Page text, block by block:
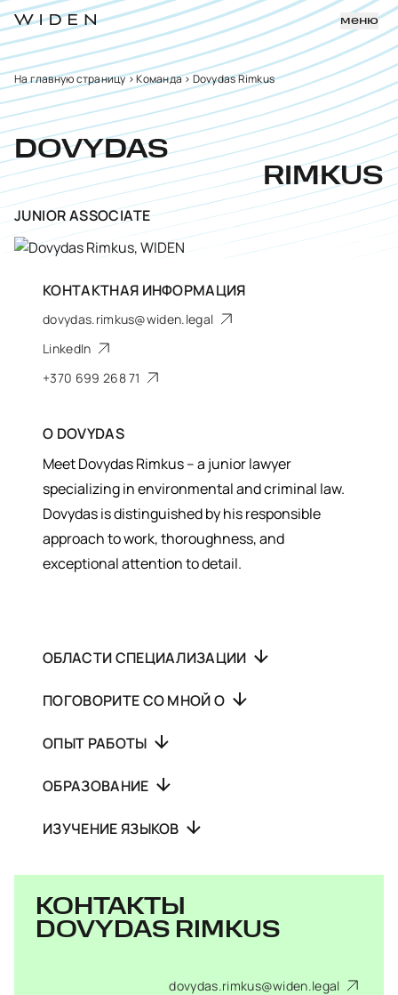
меню
На главную страницу>Команда>Dovydas Rimkus
DOVYDAS
RIMKUS
JUNIOR ASSOCIATE
КОНТАКТНАЯ ИНФОРМАЦИЯ
dovydas.rimkus@widen.legal
LinkedIn
+370 699 268 71
О DOVYDAS
Meet Dovydas Rimkus – a junior lawyer
specializing in environmental and criminal law.
Dovydas is distinguished by his responsible
approach to work, thoroughness, and
exceptional attention to detail.
ОБЛАСТИ СПЕЦИАЛИЗАЦИИ
ПОГОВОРИТЕ СО МНОЙ О
ОПЫТ РАБОТЫ
ОБРАЗОВАНИЕ
ИЗУЧЕНИЕ ЯЗЫКОВ
КОНТАКТЫ
DOVYDAS RIMKUS
dovydas.rimkus@widen.legal